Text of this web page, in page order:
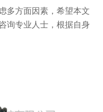
多方面因素，希望本文
询专业人士，根据自身